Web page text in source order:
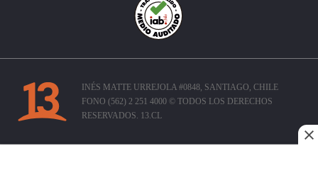
INÉS MATTE URREJOLA #0848, SANTIAGO, CHILE
FONO (562) 2 251 4000 © TODOS LOS DERECHOS
RESERVADOS. 13.CL